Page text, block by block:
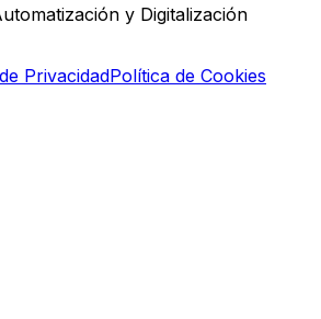
y Digitalización
PrivacidadPolítica de Cookies